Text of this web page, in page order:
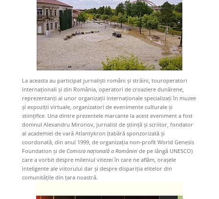
La aceasta au participat jurnalişti români şi străini, touroperatori
internaţionali şi din România, operatori de croaziere dunărene,
reprezentanţi ai unor organizaţii internaţionale specializaţi în muzee
şi expoziţii virtuale, organizatori de evenimente culturale şi
stiinţifice. Una dintre prezentele marcante la acest eveniment a fost
domnul Alexandru Mironov, jurnalist de ştiinţă şi scriitor, fondator
al academiei de vară Atlantykron (tabără sponzorizată și
coordonată, din anul 1999, de organizația non-profit World Genesis
Foundation și de Comisia națională a Românieide pe lângă UNESCO)
care a vorbit despre mileniul vitezei în care ne aflăm, oraşele
inteligente ale viitorului dar şi despre dispariţia elitelor din
comunităţile din ţara noastră.